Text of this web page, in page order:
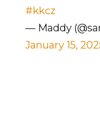
#kkcz
— Maddy
January 15,